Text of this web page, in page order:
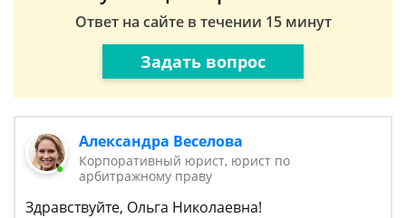
Ответ на сайте в течении 15 минут
Задать вопрос
Александра Веселова
Корпоративный юрист, юрист по
арбитражному праву
Здравствуйте, Ольга Николаевна!